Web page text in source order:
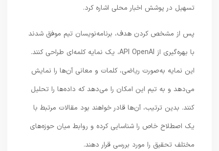
تسهیل در پوشش اخبار محلی اشاره کرد.
پس از مشخص کردن هدف، برنامه‌نویسان تیم موفق شدند
با بهره‌گیری از API OpenAI، یک نمایه کلمه‌ای طراحی کنند.
این نمایه به‌صورت ریاضی، کلمات و معانی آن‌ها را نمایش
می‌دهد و به تیم این امکان را می‌دهد که داده‌ها را تحلیل
کنند. بدین ترتیب، آن‌ها قادر خواهند بود مقالات مرتبط با
یک اصطلاح خاص را شناسایی کرده و روابط میان حوزه‌های
مختلف تحقیق را مورد بررسی قرار دهند.